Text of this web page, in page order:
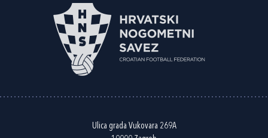
Ulica grada Vukovara 269A